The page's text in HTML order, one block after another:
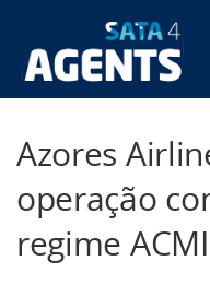
conteúdo
Azores
operação
regime ACMI